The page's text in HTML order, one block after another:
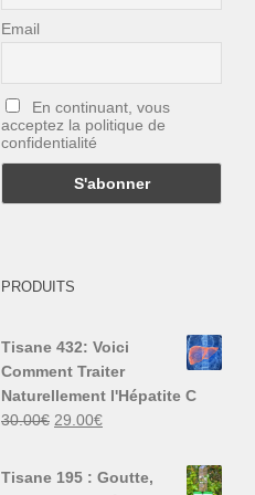
Email
En continuant, vous
acceptez la politique de
confidentialité
PRODUITS
Tisane 432: Voici
Comment Traiter
Naturellement l'Hépatite C
30.00€ Le
29.00€Le
est :
Tisane 195 : Goutte,